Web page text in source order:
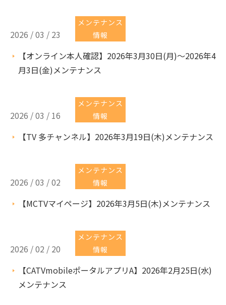
2026 / 03 / 23
メンテナンス
情報
【オンライン本人確認】2026年3月30日(月)～2026年4
月3日(金)メンテナンス
2026 / 03 / 16
メンテナンス
情報
【TV 多チャンネル】2026年3月19日(木)メンテナンス
2026 / 03 / 02
メンテナンス
情報
【MCTVマイページ】2026年3月5日(木)メンテナンス
2026 / 02 / 20
メンテナンス
情報
【CATVmobileポータルアプリA】2026年2月25日(水)
メンテナンス